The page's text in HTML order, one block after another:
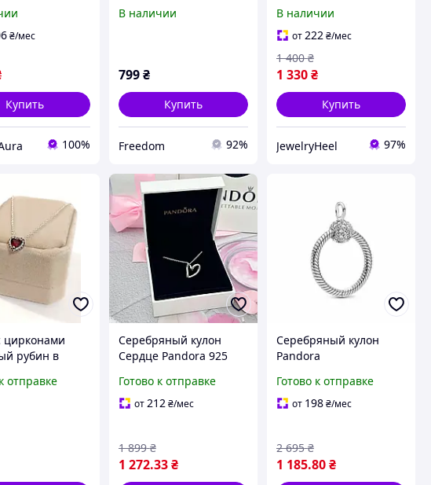
₴/мес
Купить
100%
гравировки
В наличии
799 ₴
Купить
Freedom 92%
кулон пандора +
подарочная упаковка
В наличии
от222₴/мес
1 330₴
1 400 ₴
Купить
JewelryHeel 97%
цирконами
рубин в
кулон в форме
отправке
Серебряный кулон
Сердце Pandora 925
Женская подвеска
серебро | Подарок
Готово к отправке
от 212 ₴/мес
1 272.33 ₴
1 899 ₴
Серебряный кулон
Pandora
Готово к отправке
от 198₴/мес
1 185.80₴
2 695 ₴